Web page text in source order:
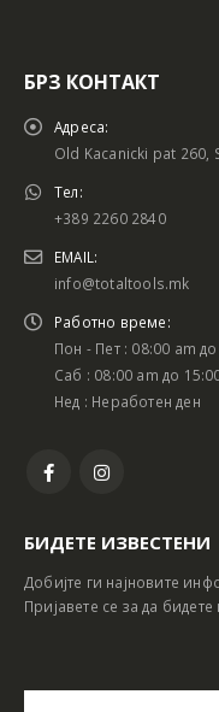
Батериски сет
БРЗ КОНТАКТ
Адреса:
Old Kacanicki pat 260,
Тел:
+389 2260 2840
EMAIL:
info@totaltools.mk
Работно време:
Пон - Пет : 08:00 am
Саб : 08:00 am до
Нед : Неработен ден
БИДЕТЕ ИЗВЕСТЕНИ
Добијте ги најновите
Пријавете се за да бидете